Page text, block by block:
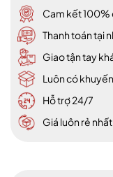
Cam kết 100%
Thanh toán tại
Giao tận tay
Luôn có
Hỗ trợ 24/7
Giá luôn rẻ nhất